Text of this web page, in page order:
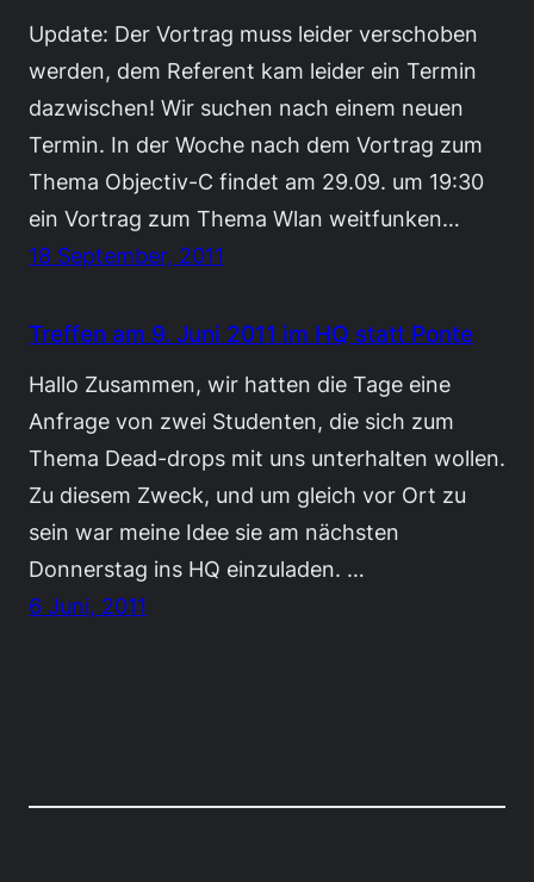
Update: Der Vortrag muss leider verschoben
werden, dem Referent kam leider ein Termin
dazwischen! Wir suchen nach einem neuen
Termin. In der Woche nach dem Vortrag zum
Thema Objectiv-C findet am 29.09. um 19:30
ein Vortrag zum Thema Wlan weitfunken…
18 September, 2011
Treffen am 9. Juni 2011 im HQ statt Ponte
Hallo Zusammen, wir hatten die Tage eine
Anfrage von zwei Studenten, die sich zum
Thema Dead-drops mit uns unterhalten wollen.
Zu diesem Zweck, und um gleich vor Ort zu
sein war meine Idee sie am nächsten
Donnerstag ins HQ einzuladen. …
6 Juni, 2011